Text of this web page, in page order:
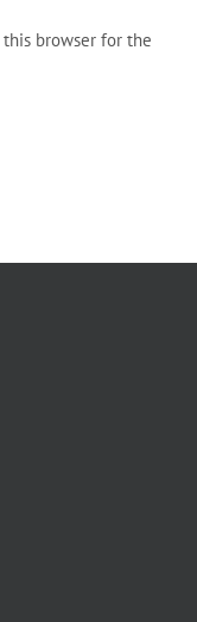
this browser for the